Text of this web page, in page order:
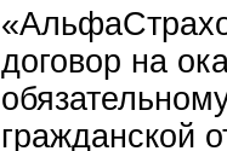
договор на
гражданской